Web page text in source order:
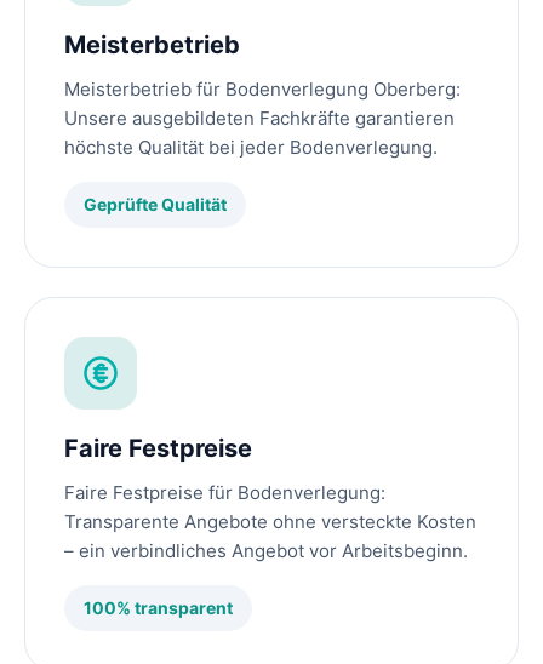
Meisterbetrieb
Meisterbetrieb für Bodenverlegung Oberberg:
Unsere ausgebildeten Fachkräfte garantieren
höchste Qualität bei jeder Bodenverlegung.
Geprüfte Qualität
Faire Festpreise
Faire Festpreise für Bodenverlegung:
Transparente Angebote ohne versteckte Kosten
– ein verbindliches Angebot vor Arbeitsbeginn.
100% transparent